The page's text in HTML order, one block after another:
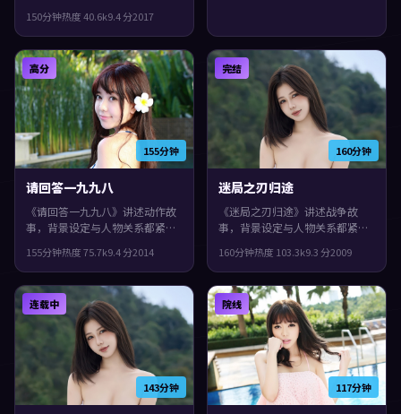
宇、段奕宏等主演。影片在类型
框架里仍保留了作者表达，节奏
前半段克制蓄力，后半段集中爆
发。
150分钟热度40.6k9.4分2017
155分钟
高分
请回答一九九八
《请回答一九九八》讲述动作故
事，背景设定与人物关系都紧扣
映，北野武执导，佛罗伦斯·
珀、蒂尔达·斯文顿、白宇领
衔。叙事在回忆与现实之间交错
推进，观感紧凑，值得推荐。
155分钟热度75.7k9.4分2014
160分钟
完结
迷局之刃归途
《迷局之刃归途》讲述战争故
事，背景设定与人物关系都紧扣
年上映，斯皮尔伯格执导，安藤
樱、苍井优、胡歌领衔。群像戏
份饱满，配角也有完整弧光，观
感紧凑，值得推荐。
160分钟热度 103.3k9.3 分2009
143分钟
连载中
117分钟
院线